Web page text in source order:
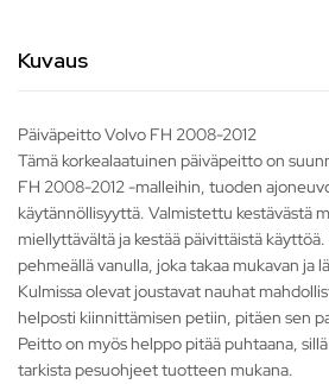
Kuvaus
Päiväpeitto Volvo FH 2008-2012
Tämä korkealaatuinen päiväpeitto on
FH 2008-2012 -malleihin, tuoden
käytännöllisyyttä. Valmistettu kestävästä
miellyttävältä ja kestää päivittäistä
pehmeällä vanulla, joka takaa mukavan ja
Kulmissa olevat joustavat nauhat
helposti kiinnittämisen petiin, pitäen sen
Peitto on myös helppo pitää puhtaana,
tarkista pesuohjeet tuotteen mukana.